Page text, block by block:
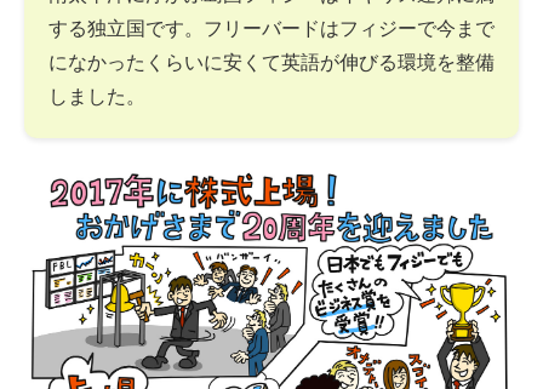
する独立国です。フリーバードはフィジーで今まで
になかったくらいに安くて英語が伸びる環境を整備
しました。